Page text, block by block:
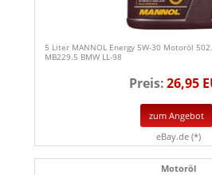
5 Liter MANNOL Energy 5W-30 Motoröl
MB229.5 BMW LL-98
Preis:26,95
zum Angebot
eBay.de (*)
Motoröl